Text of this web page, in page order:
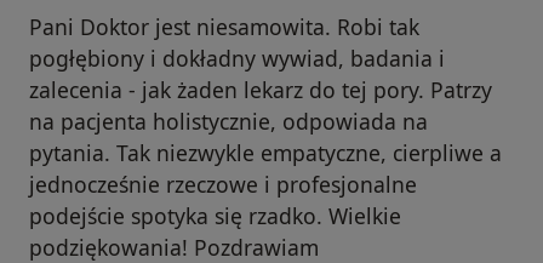
Pani Doktor jest niesamowita. Robi tak
pogłębiony i dokładny wywiad, badania i
zalecenia - jak żaden lekarz do tej pory. Patrzy
na pacjenta holistycznie, odpowiada na
pytania. Tak niezwykle empatyczne, cierpliwe a
jednocześnie rzeczowe i profesjonalne
podejście spotyka się rzadko. Wielkie
podziękowania! Pozdrawiam